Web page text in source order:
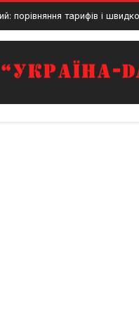
тарифів і швидкості